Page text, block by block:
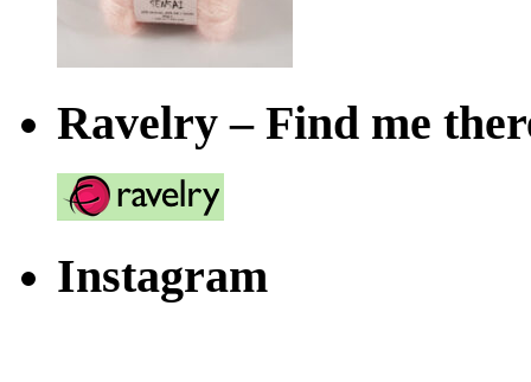
Ravelry – Find me
Instagram